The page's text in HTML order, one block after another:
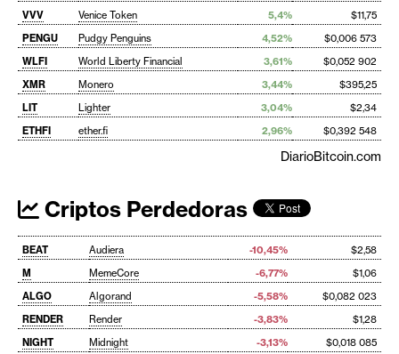
VVV
Venice Token 5,4%
$11,75
PENGU
Pudgy Penguins 4,52%
$0,006 573
WLFI
World Liberty Financial 3,61%
$0,052 902
XMR
Monero 3,44%
$395,25
LIT
Lighter 3,04%
$2,34
ETHFI
ether.fi 2,96% $0,392 548
DiarioBitcoin.com
Criptos Perdedoras
BEAT Audiera -10,45%
$2,58
M
MemeCore -6,77%
$1,06
ALGO
Algorand -5,58%
$0,082 023
RENDER
Render -3,83%
$1,28
NIGHT
Midnight -3,13%
$0,018 085